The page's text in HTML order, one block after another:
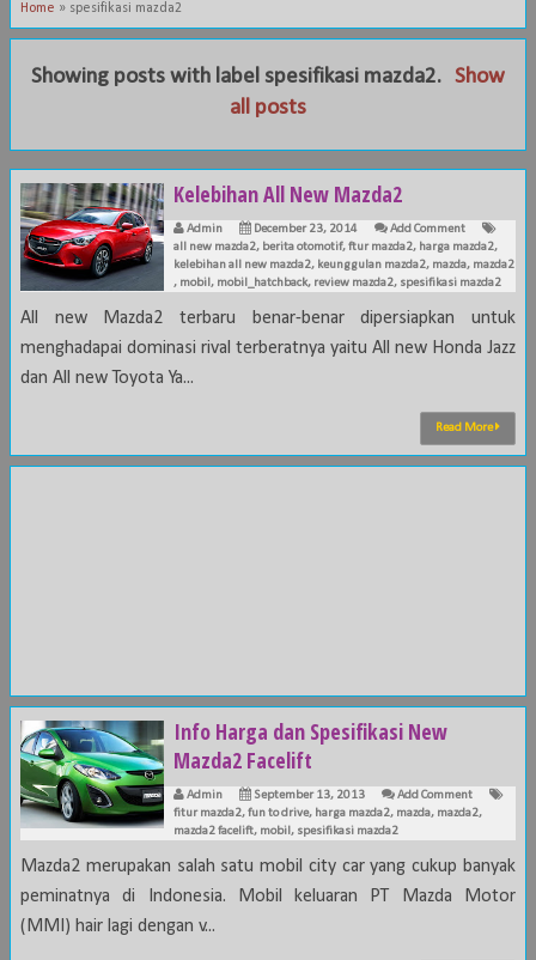
Home » spesifikasi mazda2
Showing posts with label spesifikasi mazda2. Show
all posts
Kelebihan All New Mazda2
Admin December 23, 2014
Add Comment
all new mazda2, berita otomotif,ftur mazda2, harga mazda2,
kelebihan all new mazda2, keunggulan mazda2, mazda, mazda2
, mobil , mobil_hatchback, review mazda2, spesifikasi mazda2
All new Mazda2 terbaru benar-benar dipersiapkan untuk
menghadapai dominasi rival terberatnya yaitu All new Honda Jazz
dan All new Toyota Ya...
Read More
Info Harga dan Spesifikasi New
Mazda2 Facelift
Admin September 13, 2013
Add Comment
fitur mazda2,fun to drive, harga mazda2, mazda, mazda2,
mazda2 facelift, mobil , spesifikasi mazda2
Mazda2 merupakan salah satu mobil city car yang cukup banyak
peminatnya di Indonesia. Mobil keluaran PT Mazda Motor
(MMI) hair lagi dengan v...